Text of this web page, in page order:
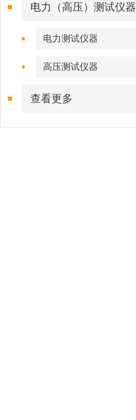
电力（高压）测试仪器
电力测试仪器
高压测试仪器
查看更多